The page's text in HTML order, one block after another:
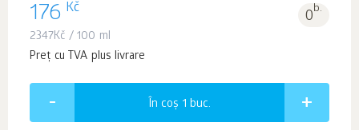
176 Kč 0b.
2347Kč / 100 ml
Preț cu TVA plus livrare
În coș 1 buc.